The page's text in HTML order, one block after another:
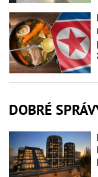
DOBRÉ